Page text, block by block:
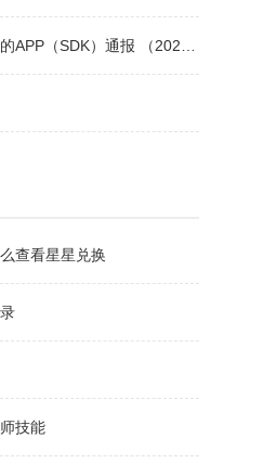
）通报 （2024年第1批，总第36批）
查看星星兑换
技能